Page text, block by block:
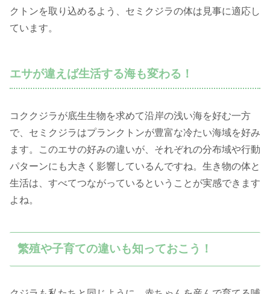
クトンを取り込めるよう、セミクジラの体は見事に適応し
ています。
エサが違えば生活する海も変わる！
コククジラが底生生物を求めて沿岸の浅い海を好む一方
で、セミクジラはプランクトンが豊富な冷たい海域を好み
ます。このエサの好みの違いが、それぞれの分布域や行動
パターンにも大きく影響しているんですね。生き物の体と
生活は、すべてつながっているということが実感できます
よね。
繁殖や子育ての違いも知っておこう！